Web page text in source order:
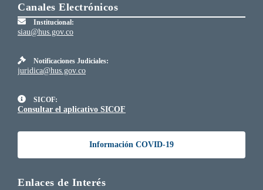
Canales Electrónicos
Institucional:
siau@hus.gov.co
Notificaciones Judiciales:
juridica@hus.gov.co
SICOF:
Consultar el aplicativo SICOF
Información COVID-19
Enlaces de Interés